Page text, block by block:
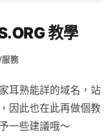
教學
務
耳熟能詳的域名，站
因此也在此再做個教
一些建議哦～